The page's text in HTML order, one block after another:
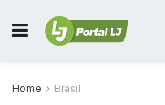
Home Brasil